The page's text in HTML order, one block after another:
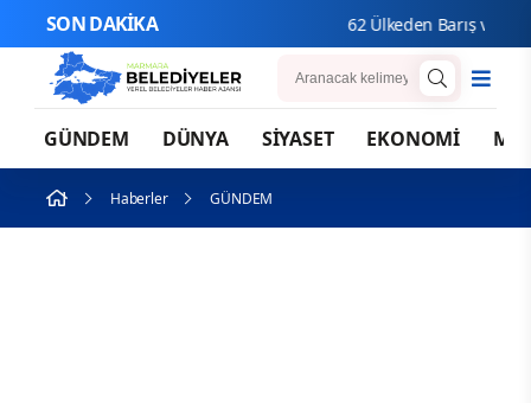
SON DAKİKA 62 Ülkeden Barış ve
GÜNDEM DÜNYA SİYASET EKONOMİ
Haberler GÜNDEM